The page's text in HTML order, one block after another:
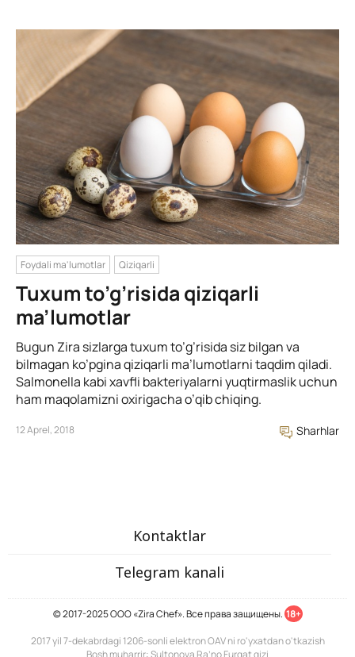
Foydali ma'lumotlar Qiziqarli
Tuxum to’g’risida qiziqarli
ma’lumotlar
Bugun Zira sizlarga tuxum to’g’risida siz bilgan va
bilmagan ko’pgina qiziqarli ma’lumotlarni taqdim qiladi.
Salmonella kabi xavfli bakteriyalarni yuqtirmaslik uchun
ham maqolamizni oxirigacha o’qib chiqing.
12 Aprel, 2018 Sharhlar
Kontaktlar
Telegram kanali
© 2017-2025 ООО «Zira Chef». Все права защищены. 18+
2017 yil 7-dekabrdagi 1206-sonli elektron OAV ni ro'yxatdan o'tkazish
Bosh muharrir: Sultonova Ra’no Furqat qizi